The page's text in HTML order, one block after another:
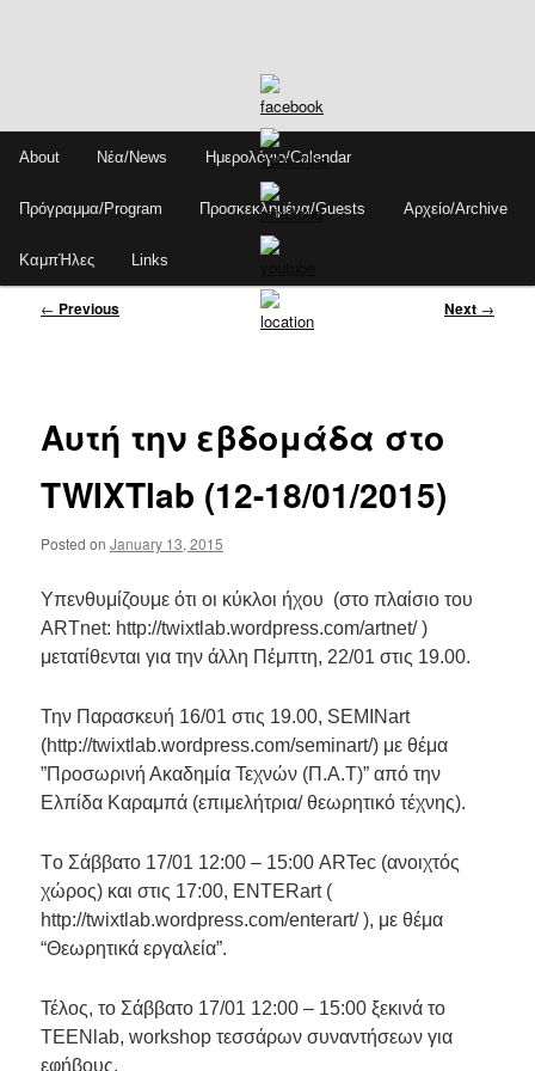
content
menu
About Νέα/News Ημερολόγιο/Calendar
Πρόγραμμα/Program Προσκεκλημένα/Guests Αρχείο/Archive
ΚαμπΉλες Links
Post
← Previous Next →
Αυτή την εβδομάδα στο
TWIXTlab (12-18/01/2015)
Posted onJanuary 13, 2015
Υπενθυμίζουμε ότι οι κύκλοι ήχου (στο πλαίσιο του
ARTnet: http://twixtlab.wordpress.com/artnet/ )
μετατίθενται για την άλλη Πέμπτη, 22/01 στις 19.00.
Την Παρασκευή 16/01 στις 19.00, SEMINart
(http://twixtlab.wordpress.com/seminart/) με θέμα
”Προσωρινή Ακαδημία Τεχνών (Π.Α.Τ)” από την
Ελπίδα Καραμπά (επιμελήτρια/ θεωρητικό τέχνης).
Tο Σάββατο 17/01 12:00 – 15:00 ARTec (ανοιχτός
χώρος) και στις 17:00, ENTERart (
http://twixtlab.wordpress.com/enterart/ ), με θέμα
“Θεωρητικά εργαλεία”.
Τέλος, το Σάββατο 17/01 12:00 – 15:00 ξεκινά το
TEENlab, workshop τεσσάρων συναντήσεων για
εφήβους.